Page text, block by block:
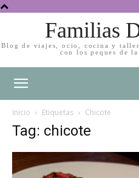
Familias
Blog de viajes, ocio, cocina y
con los peques de
Inicio Etiquetas Chicote
Tag: chicote